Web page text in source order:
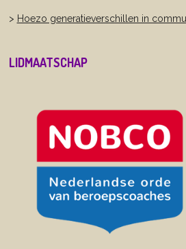
> Hoezo generatieverschillen in
LIDMAATSCHAP